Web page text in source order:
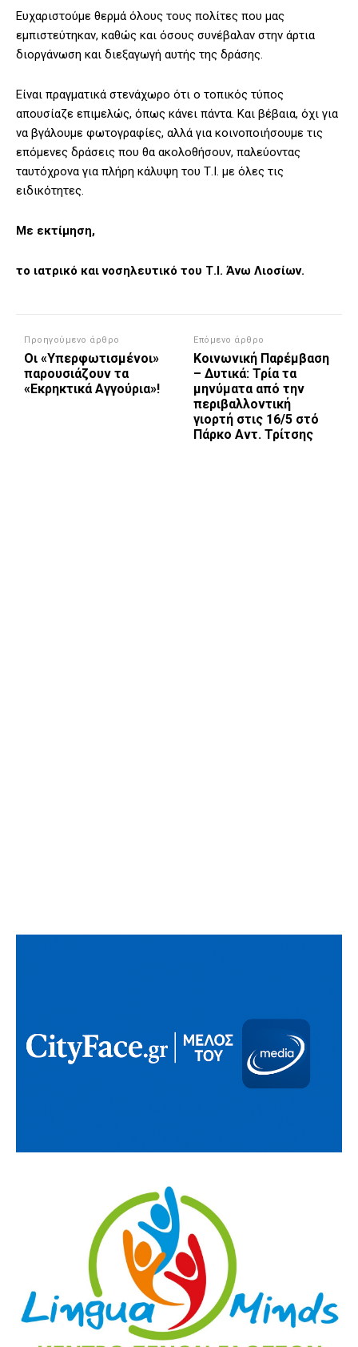
Ευχαριστούμε θερμά όλους τους πολίτες που μας
εμπιστεύτηκαν, καθώς και όσους συνέβαλαν στην άρτια
διοργάνωση και διεξαγωγή αυτής της δράσης.
Είναι πραγματικά στενάχωρο ότι ο τοπικός τύπος
απουσίαζε επιμελώς, όπως κάνει πάντα. Και βέβαια, όχι για
να βγάλουμε φωτογραφίες, αλλά για κοινοποιήσουμε τις
επόμενες δράσεις που θα ακολοθήσουν, παλεύοντας
ταυτόχρονα για πλήρη κάλυψη του Τ.Ι. με όλες τις
ειδικότητες.
Με εκτίμηση,
το ιατρικό και νοσηλευτικό του Τ.Ι. Άνω Λιοσίων.
Προηγούμενο άρθρο
Οι «Υπερφωτισμένοι»
παρουσιάζουν τα
«Εκρηκτικά Αγγούρια»!
Επόμενο άρθρο
Κοινωνική Παρέμβαση
– Δυτικά: Τρία τα
μηνύματα από την
περιβαλλοντική
γιορτή στις 16/5 στό
Πάρκο Αντ. Τρίτσης